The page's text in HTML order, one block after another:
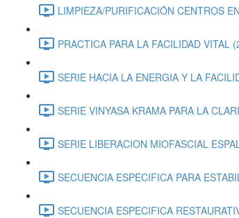
LIMPIEZA/PURIFICACIÓN CENTROS
PRACTICA PARA LA FACILIDAD VITAL
SERIE HACIA LA ENERGIA Y LA
SERIE VINYASA KRAMA PARA LA
SERIE LIBERACION MIOFASCIAL
SECUENCIA ESPECIFICA PARA
SECUENCIA ESPECIFICA